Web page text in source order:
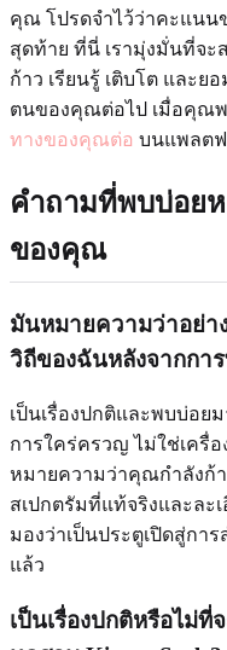
คุณ โปรดจำไว้ว่าคะแนน
สุดท้าย ที่นี่ เรามุ่งมั่นที่จ
ก้าว เรียนรู้ เติบโต และ
ตนของคุณต่อไป เมื่อคุณ
ทางของคุณต่อ บนแพลตฟ
คำถามที่พบบ่อย
ของคุณ
มันหมายความว่าอย่า
วิถีของฉันหลังจากกา
เป็นเรื่องปกติและพบบ่อย
การใคร่ครวญ ไม่ใช่เครื่
หมายความว่าคุณกำลังก้
สเปกตรัมที่แท้จริงและละ
มองว่าเป็นประตูเปิดสู่กา
แล้ว
เป็นเรื่องปกติหรือไม่